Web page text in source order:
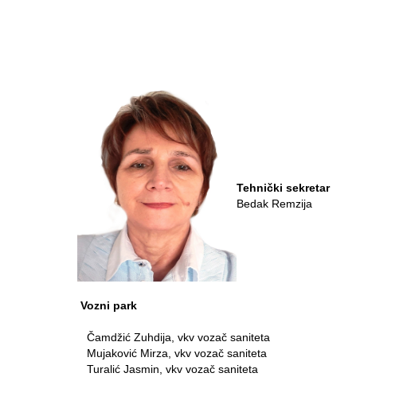
Tehnički sekretar
Bedak Remzija
Vozni park
Čamdžić Zuhdija, vkv vozač saniteta
Mujaković Mirza, vkv vozač saniteta
Turalić Jasmin, vkv vozač saniteta